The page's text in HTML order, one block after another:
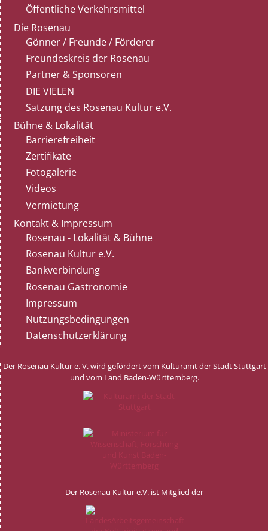
Öffentliche Verkehrsmittel
Die Rosenau
Gönner / Freunde / Förderer
Freundeskreis der Rosenau
Partner & Sponsoren
DIE VIELEN
Satzung des Rosenau Kultur e.V.
Bühne & Lokalität
Barrierefreiheit
Zertifikate
Fotogalerie
Videos
Vermietung
Kontakt & Impressum
Rosenau - Lokalität & Bühne
Rosenau Kultur e.V.
Bankverbindung
Rosenau Gastronomie
Impressum
Nutzungsbedingungen
Datenschutzerklärung
Der Rosenau Kultur e. V. wird gefördert vom Kulturamt der Stadt Stuttgart
und vom Land Baden-Württemberg.
Der Rosenau Kultur e.V. ist Mitglied der